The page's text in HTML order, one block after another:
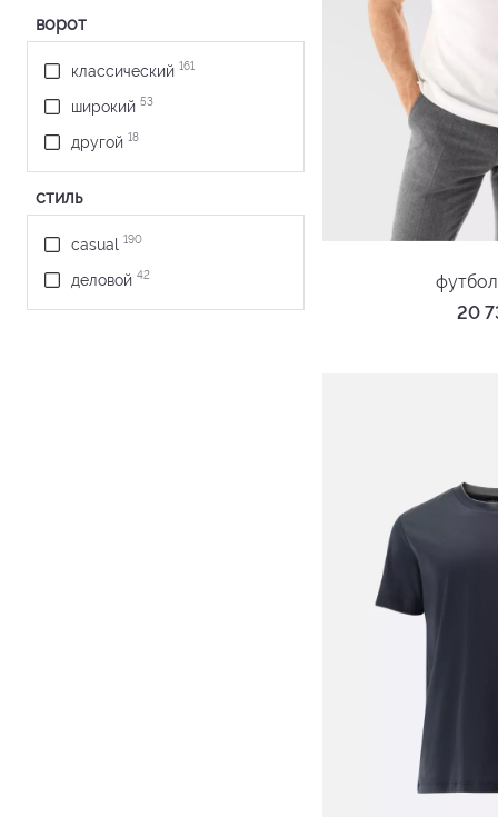
ярко-синий
ворот
классический 161
широкий 53
другой 18
стиль
casual 190
деловой 42
20